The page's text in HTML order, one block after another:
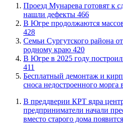
​Проезд Мунарева готовят к
нашли дефекты 466
​В Югре продолжаются
428
​Семьи Сургутского района
родному краю 420
​В Югре в 2025 году
411
​Бесплатный демонтаж и
сноса недостроенного морга
​В преддверии КРТ ядра
предприниматели начали
вместо старого дома